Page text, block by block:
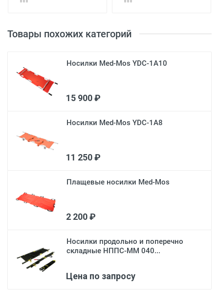
Товары похожих категорий
Носилки Med-Mos YDC-1A10
15 900 ₽
Носилки Med-Mos YDC-1A8
11 250 ₽
Плащевые носилки Med-Mos
2 200 ₽
Носилки продольно и поперечно
складные НППС-ММ 040...
Цена по запросу